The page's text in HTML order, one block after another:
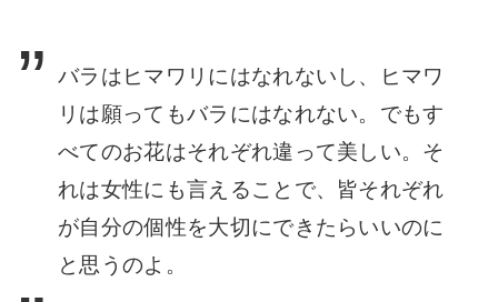
バラはヒマワリにはなれないし、ヒマワ
リは願ってもバラにはなれない。でもす
べてのお花はそれぞれ違って美しい。そ
れは女性にも言えることで、皆それぞれ
が自分の個性を大切にできたらいいのに
と思うのよ。